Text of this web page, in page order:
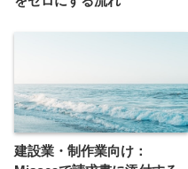
建設業・制作業向け：